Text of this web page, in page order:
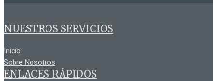
NUESTROS SERVICIOS
Inicio
Sobre Nosotros
ENLACES RÁPIDOS